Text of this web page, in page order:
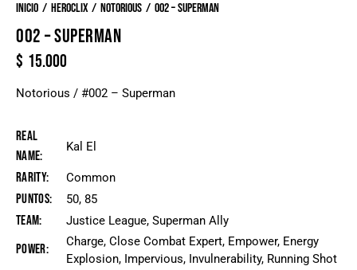
Inicio Heroclix Notorious 002 – Superman
002 – SUPERMAN
$ 15.000
Notorious / #002 – Superman
Real
Name
Kal El
Rarity Common
Puntos 50, 85
Team Justice League, Superman Ally
Power
Charge, Close Combat Expert, Empower, Energy
Explosion, Impervious, Invulnerability, Running Shot